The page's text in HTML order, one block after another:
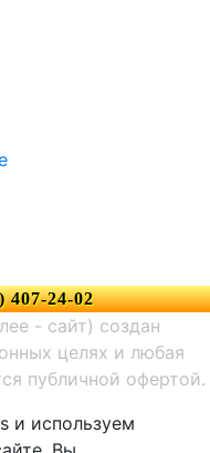
24-02
- сайт) создан
целях и любая
публичной офертой.
и используем